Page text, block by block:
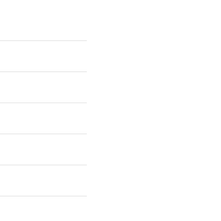
Probepaket selbst
in der Ihr alle
So kannst du es
Uns einfach
desto
den Konfigurator.
Kreativität freien Lauf
Informationen,
Zusätzlich bieten wir
abgeschlossen
WhatsApp
in
kann. Keine Sorge: